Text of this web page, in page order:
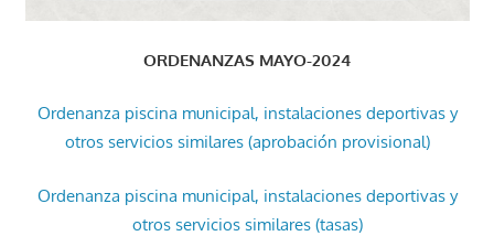
ORDENANZAS MAYO-2024
Ordenanza piscina municipal, instalaciones deportivas y
otros servicios similares (aprobación provisional)
Ordenanza piscina municipal, instalaciones deportivas y
otros servicios similares (tasas)